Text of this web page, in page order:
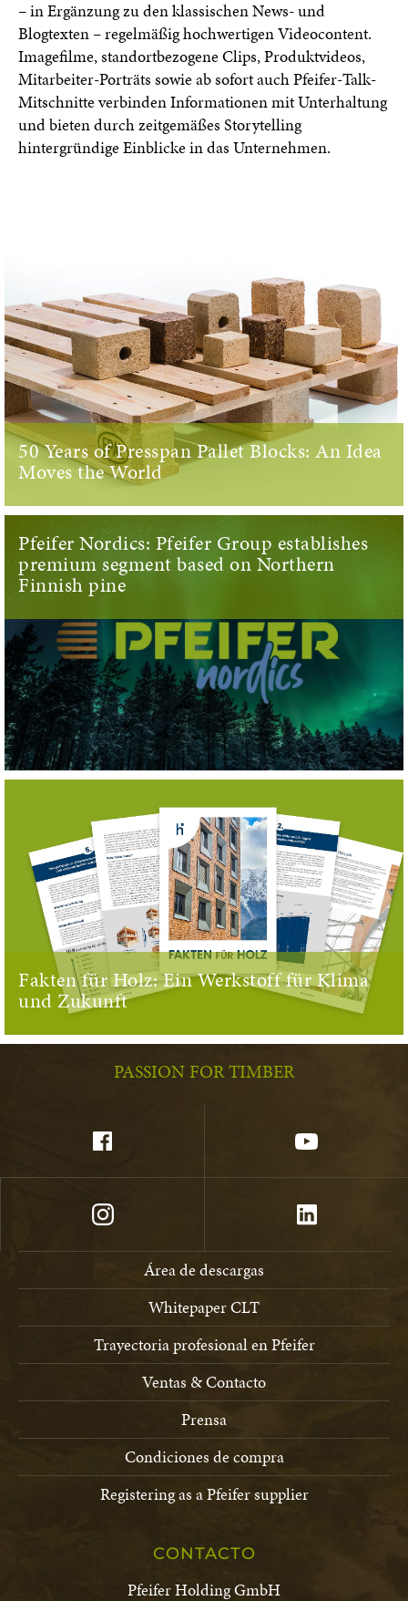
– in Ergänzung zu den klassischen News- und
Blogtexten – regelmäßig hochwertigen Videocontent.
Imagefilme, standortbezogene Clips, Produktvideos,
Mitarbeiter-Porträts sowie ab sofort auch Pfeifer-Talk-
Mitschnitte verbinden Informationen mit Unterhaltung
und bieten durch zeitgemäßes Storytelling
hintergründige Einblicke in das Unternehmen.
50 Years of Presspan Pallet Blocks: An Idea
Moves the World
Pfeifer Nordics: Pfeifer Group establishes
premium segment based on Northern
Finnish pine
Fakten für Holz: Ein Werkstoff für Klima
und Zukunft
PASSION FOR TIMBER
Área de descargas
Whitepaper CLT
Trayectoria profesional en Pfeifer
Ventas & Contacto
Prensa
Condiciones de compra
Registering as a Pfeifer supplier
CONTACTO
Pfeifer Holding GmbH